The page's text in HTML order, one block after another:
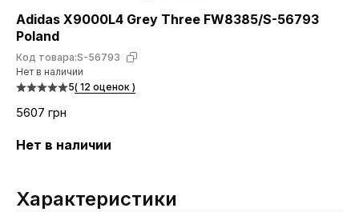
Adidas X9000L4 Grey Three FW8385/S-56793
Poland
Код товара:S-56793
Нет в наличии
5( 12 оценок )
5607 грн
Нет в наличии
Характеристики